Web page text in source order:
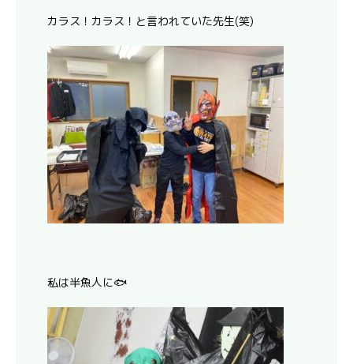
カラス！カラス！と言われていた先生(笑)
私は半魚人に🐟